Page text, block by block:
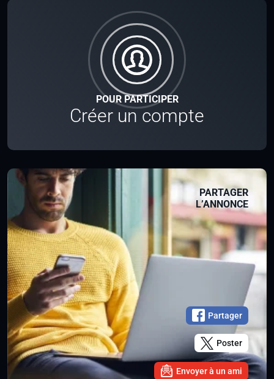
POUR PARTICIPER
Créer un compte
PARTAGER
L’ANNONCE
Partager
Poster
Envoyer à un ami